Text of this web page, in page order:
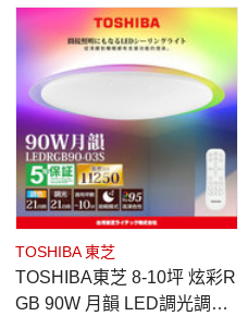
TOSHIBA 東芝
TOSHIBA東芝 8-10坪 炫彩R
GB 90W 月韻 LED調光調色